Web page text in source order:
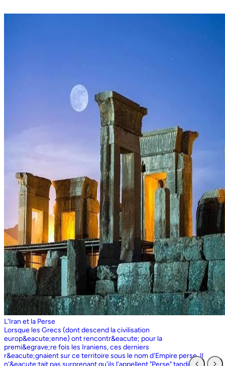
L'Iran et la Perse
Lorsque les Grecs (dont descend la civilisation europ&eacute;enne) ont rencontr&eacute; pour la premi&egrave;re fois les Iraniens, ces derniers r&eacute;gnaient sur ce territoire sous le nom d'Empire perse. Il n'&eacute;tait pas surprenant qu'ils l'appellent "Perse" tandis que les Perses, qui sont entr&eacute;s en contact pour la premi&egrave;re fois avec les Grecs ioniens, appelaient l'ensemble du territoire grec "Ionie". Aujourd'hui encore, les Iraniens utilisent le nom d'Ionie pour d&eacute;signer la Gr&egrave;ce (Yunan). La Perse ne faisait partie de l'Iran que dans la mesure o&ugrave; les Perses constituaient une partie du peuple iranien. Pourtant, elle avait parfois un sens encore plus large que l'Iran, car ce que l'on appelait historiquement la Perse ou l'empire perse comprenait non seulement un territoire beaucoup plus vaste que l'Iran actuel, mais aussi des pays et des peuples non iraniens comme l'&Eacute;gypte. "Perse" est rest&eacute; le terme europ&eacute;en pour l'Iran jusqu'en 1935, date &agrave; laquelle le gouvernement iranien a insist&eacute; pour que tous les pays appellent officiellement le pays par ce dernier nom. Mais le terme "Perse" a surv&eacute;cu et, encore aujourd'hui, pour de nombreux Occidentaux, la "Perse" a une connotation historique et culturelle beaucoup plus large que celle v&eacute;hicul&eacute;e par le terme "Iran", qu'ils confondaient parfois avec l'Irak. Beaucoup ne savent plus que l'Iran et la Perse sont la m&ecirc;me chose, pensant que l'Iran est aussi un pays arabe ! L'Iran actuel fait partie du plateau iranien, beaucoup plus vaste, dont l'ensemble a parfois fait partie de l'empire perse. Le pays est vaste, plus grand que le Royaume-Uni, la France, l'Espagne et l'Allemagne r&eacute;unis. Il est accident&eacute; et aride et, &agrave; l'exception de deux r&eacute;gions de plaine, il est constitu&eacute; de montagnes et de d&eacute;serts. Il y a deux grandes rang&eacute;es de montagnes, l'Alborz au nord, qui s'&eacute;tend du Caucase au nord-ouest jusqu'au Khorasan &agrave; l'est, et le Zagros, qui s'&eacute;tend de l'ouest au sud-est. Les grands d&eacute;serts, Dasht-e-Kavir et Dasht-e-Lut, tous deux situ&eacute;s &agrave; l'est, sont pratiquement inhabitables. Les deux r&eacute;gions de plaine sont le littoral de la mer Caspienne, qui se trouve au-dessous du niveau de la mer, a un climat subtropical et est couvert de for&ecirc;ts tropicales, et la plaine du Khuzestan au sud-ouest, qui est une continuation des terres fertiles de la M&eacute;sopotamie et est arros&eacute;e par le seul grand fleuve d'Iran, le Karun. Ainsi, la terre est abondante mais l'eau est rare, contrairement &agrave; un pays comme la Hollande o&ugrave; la terre est rare mais l'eau abondante. La raret&eacute; de l'eau a jou&eacute; un r&ocirc;le majeur non seulement en influen&ccedil;ant la nature et les syst&egrave;mes de l'agriculture iranienne, mais aussi un certain nombre de facteurs sociologiques cl&eacute;s, y compris la cause et la nature des &Eacute;tats iraniens. L'&eacute;tendue des montagnes et du d&eacute;sert a naturellement divis&eacute; la population iranienne en groupes relativement isol&eacute;s. Mais l'aridit&eacute; a jou&eacute; un r&ocirc;le encore plus important &agrave; cet &eacute;gard, et ce au niveau des plus petites unit&eacute;s sociales. Dans la majeure partie du pays, l'agriculture et l'&eacute;levage du b&eacute;tail n'&eacute;taient possibles que l&agrave; o&ugrave; l'eau de pluie naturelle, un petit ruisseau, un canal d'eau souterrain, appel&eacute; Qanat, ou une combinaison de ces &eacute;l&eacute;ments fournissait l'approvisionnement minimal n&eacute;cessaire en eau. Le Qanat ou Kariz est un d&eacute;veloppement ing&eacute;nieux des temps anciens, qui remonte &agrave; bien avant la fondation de l'empire perse. &Agrave; partir d'une nappe phr&eacute;atique existante dans les hautes terres, un tunnel est creus&eacute; sous le sol, en pente descendante vers les basses terres (pr&egrave;s des fermes environnantes) o&ugrave; il remonte &agrave; la surface. L'eau qui s'&eacute;coule de la source par gravit&eacute; est ensuite distribu&eacute;e par d'&eacute;troits canaux l&agrave; o&ugrave; elle est n&eacute;cessaire pour l'irrigation et d'autres usages. Le peuple iranien &Agrave; l'origine, les Iraniens &eacute;taient plus une ethnie qu'une nation et les perses se comptaient comme un groupe parmi un bon nombre des Iraniens. A part le pays qui s'appelle aujourd'hui l'Iran, l'Afghanistan et le Tadjikistan appartiennent &eacute;galement &agrave; un territoire iranien plus large dans leurs concepts historiques et culturels. En plus la domaine culturelle iranienne d&eacute;passe encore plus loin que la fronti&egrave;re de l&rsquo;ensemble de ces trois pays et s'&eacute;tendant jusqu&rsquo;au cot&eacute; nordique de l'Inde, l'Ouzb&eacute;kistan, le Turkm&eacute;nistan, le Caucase et l'Anatolie : Aujourd&rsquo;hui , c&rsquo;est ce que l&rsquo;on appelle &lsquo;&rsquo; Monde Persan&rsquo;&rsquo; La langue persane est une des langues iraniennes, alors qu&rsquo;il en existe d'autres vari&eacute;t&eacute;s dont le kurde et le pashto. En Iran, certaines langues locales sont encore parl&eacute;es en tant que des langues vivantes tandis que d&rsquo;autre langues r&eacute;gionales que l&rsquo;iranienne sont &eacute;galement parl&eacute;s en Iran tels que le turc et l&rsquo;arabe. En plus, d'autres formats de la langue persane sont parl&eacute;es en Afghanistan et au Tadjikistan, si bien que les r&eacute;sidents dans ces trois pays arrivent &agrave; se comprendre lors de la conversation et de la communication litt&eacute;raire. Egalement d'autres dialectes persans sont parl&eacute;s en Iran. A vraie dire , n&rsquo;importe quel argument &agrave; propos de l&rsquo;histoire de l&rsquo;Iran, de son &eacute;conomie et de sa politique ne serait pas raisonnable sauf qu&rsquo;on puisse tenir en compte les nomades qui ont &eacute;tabli leurs royaume &agrave; partir de l&rsquo;&eacute;poque des Perses au Qajars qui r&eacute;gnaient jusuq&rsquo;aux20&egrave;me si&egrave;cle. Suit &agrave; la recherches des p&acirc;turages encore plus verts et des sols fertils, diff&eacute;rents &eacute;thnies comme le turques, sont partis vers les r&eacute;gions au nord, nord-est et l&rsquo;est de la Perse . Apr&egrave;s avoir s&rsquo;h&eacute;berger , ils fallait qu&rsquo;ils se pr&eacute;par&egrave;rent pour faire face aux &eacute;nemies etrang&egrave;res . La s&egrave;cheresse, l&rsquo;aridit&eacute; et la densit&eacute; de la population dan leurs propres r&eacute;gions fut la cause de l&rsquo;immigration vers la Perse. D&rsquo;autre part la manqu&eacute; de la pluie et l&rsquo;aridit&eacute; en Iran causait la miragartion des gens vers des r&eacute;gions plus verts : ils se d&eacute;pla&ccedil;aient tous les ann&eacute;es, pour aller vers les r&eacute;gions o&ugrave; il faisait agr&eacute;able pendant l&rsquo;hiver et des r&eacute;gions o&ugrave; le climat faisait moins chaud au cours de l&rsquo;&eacute;t&eacute;. En comparaison avec les les s&eacute;dentaires, les nomades ont des puissances militaires et ils sont plus dynamiques, et plus nombreux que les villageoises qu'ils attaquaient. Ces particularit&eacute;s permettent &agrave; une tribu ou &agrave; un ensemble de tribus de faire diriger les autres vers la formation d&rsquo;un &eacute;tat central : Ensuite il faisait les n&eacute;cessaires pour collecter directement ou via un moyen indirect, la totalit&eacute; des produits agricoles exc&eacute;dentaires pour fournir les affaires financi&egrave;res. Ainsi il devient un &eacute;tat central et capable &agrave; taille de contr&ocirc;ler, d'administrer et de d&eacute;fendre ses vastes territoires. La plupart des souverains iraniens se d&eacute;pla&ccedil;aient la plupart du temps et cette caract&eacute;ristique est racin&eacute; dans leurs origines et leurs esprits. Par exemple les Ach&eacute;m&eacute;nides dirigeaient leurs trois capitales et se d&eacute;pla&ccedil;aient entre : Suse, Pers&eacute;polis et Ecbatane et parfois quatre si on fait inclure la Babylon. D&egrave;s le d&eacute;but ; tous les gouvernements iraniens jusqu&rsquo;au 20&egrave;me si&egrave;cle, on &eacute;t&eacute; fond&eacute;s par des tribus nomades et apr&egrave;s avoir &ecirc;tre uni au sein du gouvernement , il fallait se pr&eacute;parer pour faire face aux d&eacute;fis comme l&rsquo;invasion des nomades dans le pays et ceux qui pourraient attaquer depuis des terres au-del&agrave; des fronti&egrave;res. D'une mani&egrave;re historique, l'Iran a &eacute;t&eacute; le carrefour entre l'Asie et l'Europe, l'Est et l'Ouest. Les personnes, les biens ainsi que les croyances, les normes et produits culturels y sont pass&eacute;s, g&eacute;n&eacute;ralement d'est en ouest, mais pas toujours. L'influence orientale &eacute;tait telle que beaucoup des anciens mythes et l&eacute;gendes iraniens provenaient des terres orientales de l'Iran, bien que l'islam et les Arabes soient venus de la direction oppos&eacute;e. Cette situation g&eacute;ographique particuli&egrave;re a donn&eacute; lieu &agrave; ce que l'on peut appeler &laquo; l'effet carrefour &raquo;, &agrave; la fois d&eacute;stabilisant et enrichissant le pays ; rendant ses habitants hospitaliers et amicaux envers les &eacute;trangers et aussi tr&egrave;s conscients de leur particularit&eacute;. L'une des cons&eacute;quences de l'effet de carrefour est le fait que l'Iran est maintenant peupl&eacute; d&rsquo;une vari&eacute;t&eacute; de communaut&eacute;s ethniques et linguistiques incluant ceux dont la langue maternelle est le persan, ainsi que les Kurdes, les Turcs, les Arabes, les Baloutches, etc. On rencontre les Turcophones dans la r&eacute;gion Nord-ouest de l'Azerba&iuml;djan, aujourd'hui divis&eacute;e en plusieurs provinces, &agrave; la fronti&egrave;re de la Turquie et du Caucase. D'autres peuples turcophones, comme les Turkm&egrave;nes du Centre-nord-est et les tribus turcophones comm